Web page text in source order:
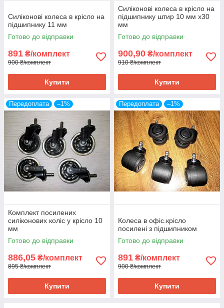
Силіконові колеса в крісло на
підшипнику 11 мм
Готово до відправки
891 ₴/комплект
900 ₴/комплект
Купити
Силіконові колеса в крісло на
підшипнику штир 10 мм х30
мм
Готово до відправки
900,90 ₴/комплект
910 ₴/комплект
Купити
Передоплата –1%
Комплект посилених
силіконових коліс у крісло 10
мм
Готово до відправки
886,05 ₴/комплект
895 ₴/комплект
Купити
Передоплата –1%
Колеса в офіс.крісло
посилені з підшипником
Готово до відправки
891 ₴/комплект
900 ₴/комплект
Купити